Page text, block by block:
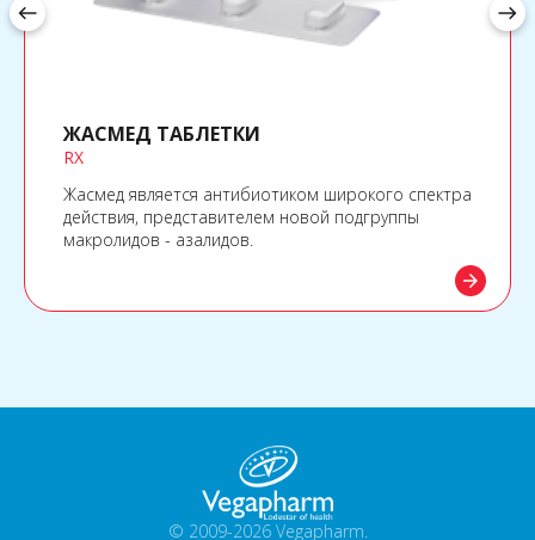
ЖАСМЕД ТАБЛЕТКИ
RX
Жасмед является антибиотиком широкого спектра
действия, представителем новой подгруппы
макролидов - азалидов.
arrow_forward
west east
© 2009-2026 Vegapharm.